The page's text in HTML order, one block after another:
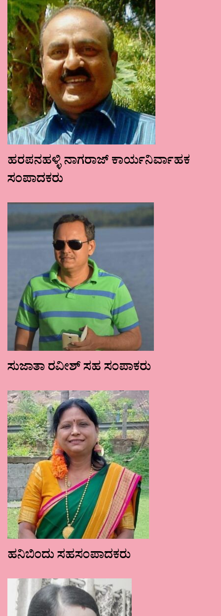
ಹರಪನಹಳ್ಳಿ ನಾಗರಾಜ್ ಕಾರ್ಯನಿರ್ವಾಹಕ
ಸಂಪಾದಕರು
ಸುಜಾತಾ ರವೀಶ್ ಸಹ ಸಂಪಾಕರು
ಹನಿಬಿಂದು ಸಹಸಂಪಾದಕರು